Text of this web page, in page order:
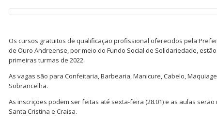
Os cursos gratuitos de qualificação profissional oferecidos pela
de Ouro Andreense, por meio do Fundo Social de Solidariedade,
primeiras turmas de 2022.
As vagas são para Confeitaria, Barbearia, Manicure, Cabelo,
Sobrancelha.
As inscrições podem ser feitas até sexta-feira (28.01) e as aulas
Santa Cristina e Craisa.